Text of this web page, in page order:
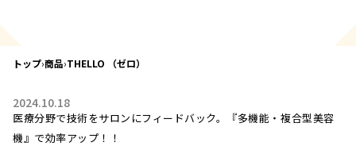
トップ›商品›THELLO （ゼロ）
2024.10.18
医療分野で技術をサロンにフィードバック。『多機能・複合型美容
機』で効率アップ！！